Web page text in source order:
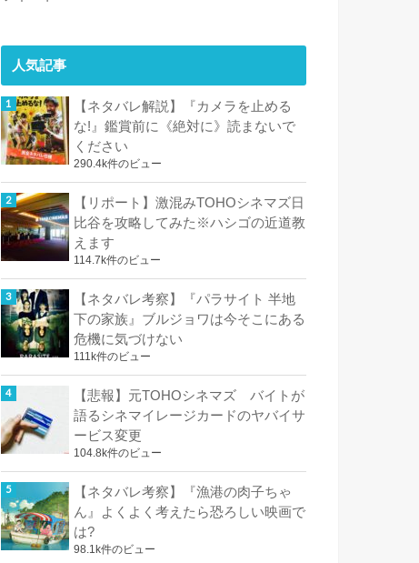
人気記事
【ネタバレ解説】『カメラを止める
な!』鑑賞前に《絶対に》読まないで
ください
290.4k件のビュー
【リポート】激混みTOHOシネマズ日
比谷を攻略してみた※ハシゴの近道教
えます
114.7k件のビュー
【ネタバレ考察】『パラサイト 半地
下の家族』ブルジョワは今そこにある
危機に気づけない
111k件のビュー
【悲報】元TOHOシネマズ バイトが
語るシネマイレージカードのヤバイサ
ービス変更
104.8k件のビュー
【ネタバレ考察】『漁港の肉子ちゃ
ん』よくよく考えたら恐ろしい映画で
は?
98.1k件のビュー